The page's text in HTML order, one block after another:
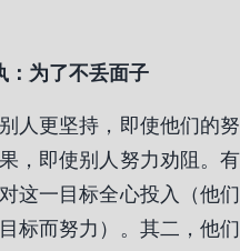
：为了不丢面子
人更坚持，即使他们的努
，即使别人努力劝阻。有
这一目标全心投入（他们
标而努力）。其二，他们